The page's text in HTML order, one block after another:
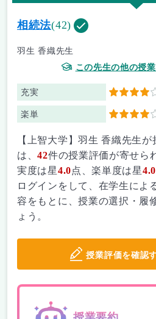
相続法(42)
羽生 香織先生
この先生の他の授
充実 4
楽単 4
【上智大学】羽生 香織先生
は、42件の授業評価が寄せら
実度は星4.0点、楽単度は星4.0
ログインをして、在学生によ
容をもとに、授業の選択・履
ょう。
授業評価を確認